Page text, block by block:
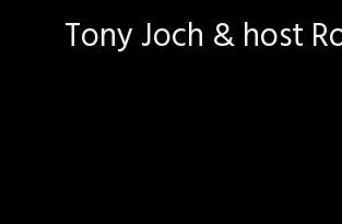
Tony Joch & host